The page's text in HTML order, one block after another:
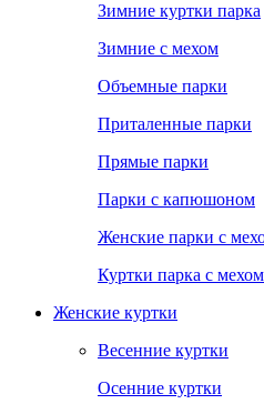
Зимние куртки парка
Зимние с мехом
Объемные парки
Приталенные парки
Прямые парки
Парки с капюшоном
Женские парки с
Куртки парка с
Женские куртки
Весенние куртки
Осенние куртки